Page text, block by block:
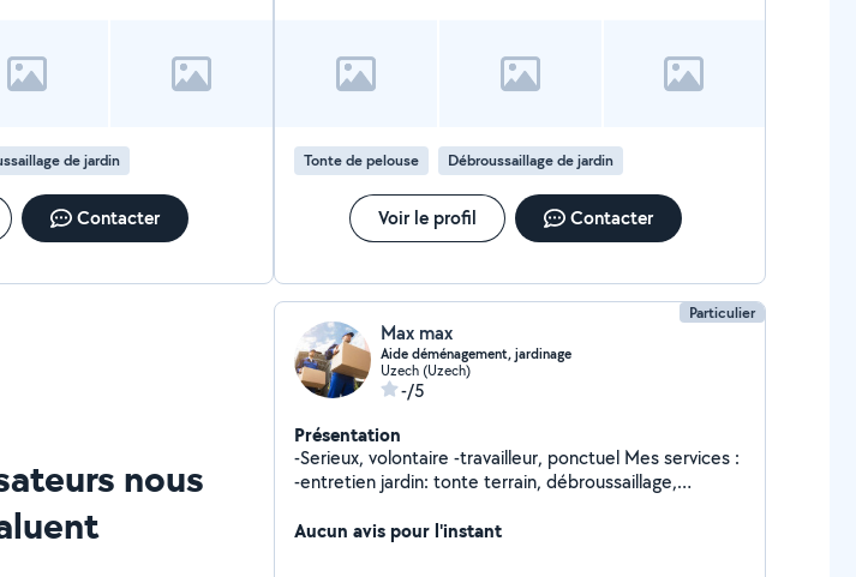
de jardin
Contacter
Tonte de pelouse Débroussaillage de jardin
Voir le profil Contacter
nous
Particulier
Max max
Aide déménagement, jardinage
Uzech (Uzech)
-/5
Présentation
-Serieux, volontaire -travailleur, ponctuel Mes services :
-entretien jardin: tonte terrain, débroussaillage,
grange
Aucun avis pour l'instant